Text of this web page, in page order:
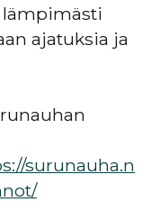
lämpimästi
ajatuksia ja
surunauha.n